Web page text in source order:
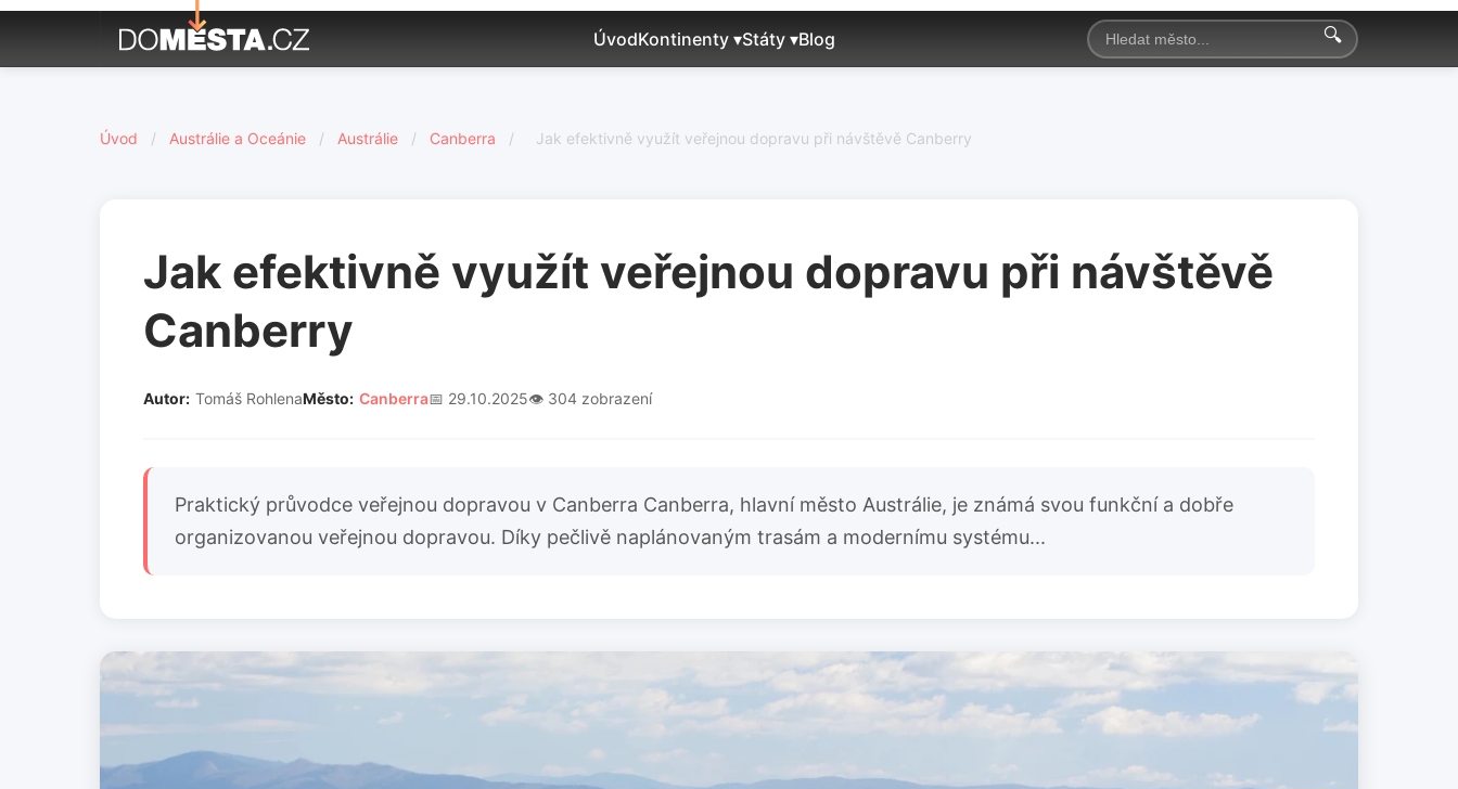
ÚvodKontinenty ▾Státy ▾Blog 🔍
Úvod / Austrálie a Oceánie / Austrálie / Canberra / Jak efektivně využít veřejnou dopravu při návštěvě Canberry
Jak efektivně využít veřejnou dopravu při návštěvě
Canberry
Autor: Tomáš RohlenaMěsto: Canberra📅 29.10.2025👁️ 304 zobrazení
Praktický průvodce veřejnou dopravou v Canberra Canberra, hlavní město Austrálie, je známá svou funkční a dobře
organizovanou veřejnou dopravou. Díky pečlivě naplánovaným trasám a modernímu systému...